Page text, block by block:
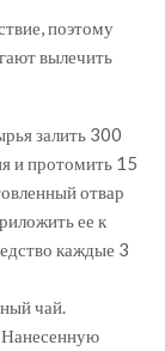
поэтому
вылечить
залить 300
и протомить 15
отвар
ее к
каждые 3
чай.